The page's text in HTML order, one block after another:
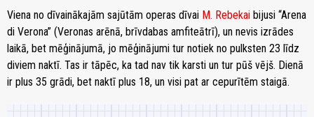
Viena no dīvainākajām sajūtām operas dīvai M. Rebekai bijusi “Arena
di Verona” (Veronas arēnā, brīvdabas amfiteātrī), un nevis izrādes
laikā, bet mēģinājumā, jo mēģinājumi tur notiek no pulksten 23 līdz
diviem naktī. Tas ir tāpēc, ka tad nav tik karsti un tur pūš vējš. Dienā
ir plus 35 grādi, bet naktī plus 18, un visi pat ar cepurītēm staigā.